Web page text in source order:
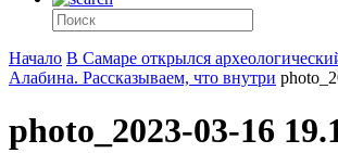
Начало В Самаре открылся
Алабина. Рассказываем, что внутри
photo_2023-03-16